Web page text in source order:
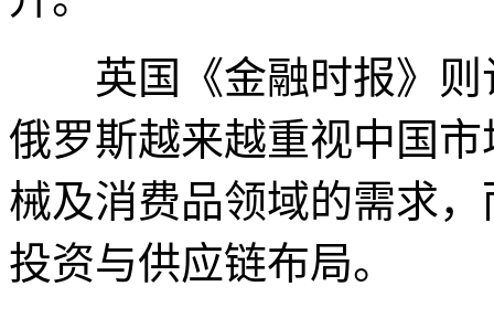
英国《金融时报》则
俄罗斯越来越重视中国
械及消费品领域的需求
投资与供应链布局。